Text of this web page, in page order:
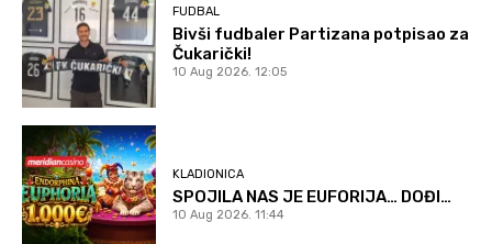
FUDBAL
Bivši fudbaler Partizana potpisao za
Čukarički!
10 Aug 2026. 12:05
KLADIONICA
SPOJILA NAS JE EUFORIJA… DOĐI…
10 Aug 2026. 11:44